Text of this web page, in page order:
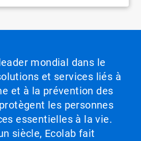
mondial dans le
et services liés à
et à la prévention des
les personnes
essentielles à la vie.
siècle, Ecolab fait